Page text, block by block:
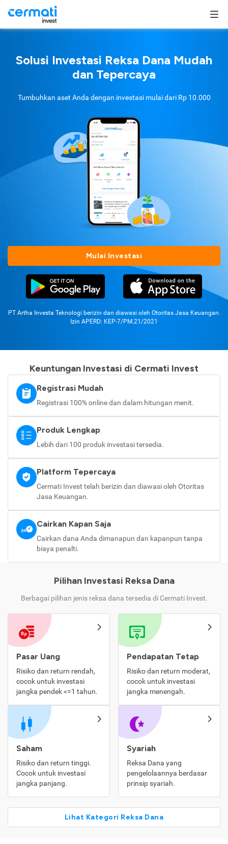
Solusi Investasi Reksa Dana Mudah
dan Tepercaya
Tumbuhkan aset Anda dengan investasi mulai dari Rp 10.000
Mulai Investasi
PT Artha Investa Teknologi berizin dan diawasi oleh Otoritas Jasa Keuangan.
Izin APERD: KEP-7/PM.21/2021
Keuntungan Investasi di Cermati Invest
Registrasi Mudah
Registrasi 100% online dan dalam hitungan menit.
Produk Lengkap
Lebih dari 100 produk investasi tersedia.
Platform Tepercaya
Cermati Invest telah berizin dan diawasi oleh Otoritas
Jasa Keuangan.
Cairkan Kapan Saja
Cairkan dana Anda dimanapun dan kapanpun tanpa
biaya penalti.
Pilihan Investasi Reksa Dana
Berbagai pilihan jenis reksa dana tersedia di Cermati Invest.
Pasar Uang
Risiko dan return rendah,
cocok untuk investasi
jangka pendek <=1 tahun.
Pendapatan Tetap
Risiko dan return moderat,
cocok untuk investasi
jangka menengah.
Saham
Risiko dan return tinggi.
Cocok untuk investasi
jangka panjang.
Syariah
Reksa Dana yang
pengelolaannya berdasar
prinsip syariah.
Lihat Kategori Reksa Dana